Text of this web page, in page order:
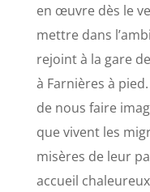
en œuvre dès le
mettre dans
rejoint à la gare
à Farnières à
de nous faire
que vivent les
misères de leur
accueil